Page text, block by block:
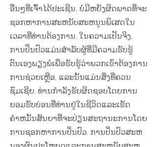
ອື່ນໆທີ່ເຈົ້າໄດ້ປະເຊີນ, ບໍ່ມີຫຍັງຜິດພາດທີ່ຈະ
ຊອກຫາການສະຫນັບສະຫນູນພິເສດໃນ
ເວລາທີ່ທ່ານຕ້ອງການ. ໃນຄວາມເປັນຈິງ,
ການປິ່ນປົວແມ່ນສໍາລັບຜູ້ທີ່ມີຄວາມຮັບຮູ້
ຕົນເອງພຽງພໍເພື່ອຮັບຮູ້ວ່າພວກເຂົາຕ້ອງການ
ການຊ່ວຍເຫຼືອ, ແລະນັ້ນແມ່ນສິ່ງທີ່ຄວນ
ຊົມເຊີຍ. ທ່ານກໍາລັງຮັບຜິດຊອບໂດຍການ
ຍອມຮັບບ່ອນທີ່ທ່ານຢູ່ໃນຊີວິດແລະເຮັດ
ຄໍາຫມັ້ນສັນຍາທີ່ຈະປ່ຽນສະຖານະການໂດຍ
ການຊອກຫາການປິ່ນປົວ. ການປິ່ນປົວສະຫ